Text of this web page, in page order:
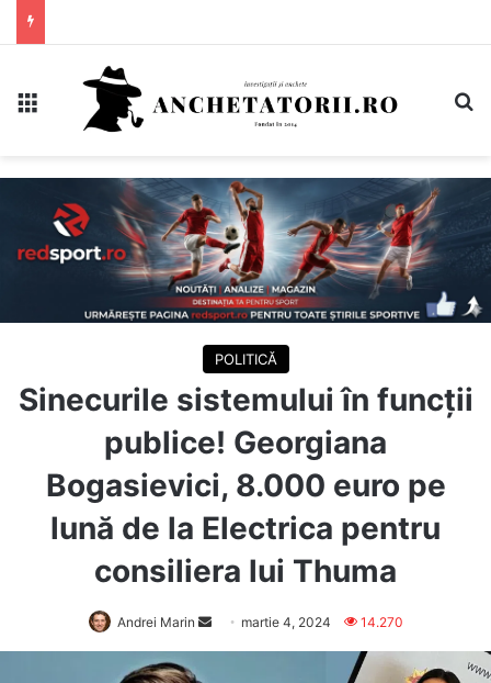
POLITICĂ
Sinecurile sistemului în funcții
publice! Georgiana
Bogasievici, 8.000 euro pe
lună de la Electrica pentru
consiliera lui Thuma
Andrei Marin
Send
an
martie 4, 2024 14.270